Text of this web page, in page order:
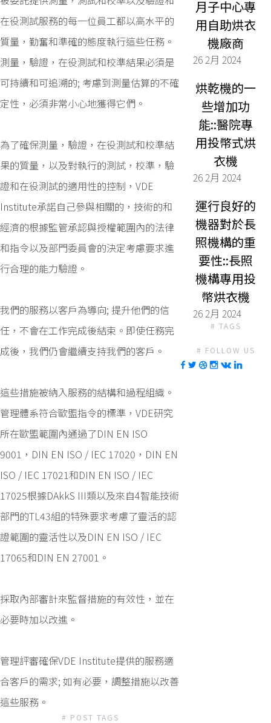
在役測試服務的每一位員工都以高水平的
質量，勤奮和準確的態度執行這些任務。
測量，驗證，在役測試和校準結果必須是
可持續和可追溯的; 考慮到測量估算的不確
定性，必須非常小心地獲得它們。
為了確保測量，驗證，在役測試和校準結
果的質量，以及對執行的測試，校準，驗
證和在役測試的適用性的控制，VDE
Institute承諾自己參與相關的，技術的和
經濟的根據監管承認與授權範圍內的法律
和指令以及部門委員會的決定考慮要求進
行合理的能力驗證。
我們的服務以客戶為導向; 提升他們的信
任，不會在工作完成後結束。即使任務完
成後，我們仍會繼續支持我們的客戶。
這些措施被納入服務的結構和過程組織。
管理體系符合歐盟指令的標準，VDE研究
所在歐盟範圍內通過了DIN EN ISO
9001，DIN EN ISO / IEC 17020，DIN EN
ISO / IEC 17021和DIN EN ISO / IEC
17025根據DAkkS III類以及來自4智能技術
部門的TL43組的特殊要求考慮了靈活的認
證範圍的靈活性以及DIN EN ISO / IEC
17065和DIN EN 27001。
採取內部審計來監督措施的有效性，並在
必要時加以改進。
管理評審確保VDE Institute提供的服務適
合客戶的需求; 如有必要，調整措施以改善
這些服務。
# POST TAGS
月子中心專
用自助烘衣
機廠商
26 2月 2024
烘乾機的一
些增加功
能::醫院專
用投幣式烘
衣機
26 2月 2024
運行良好的
機器對於長
照機構的重
要性::長照
機構專用投
幣烘衣機
26 2月 2024
# TAGS
# FOLLOW US